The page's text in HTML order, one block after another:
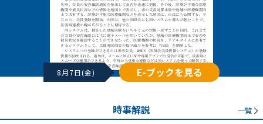
8月7日(金) E-ブックを見る
時事解説 一覧